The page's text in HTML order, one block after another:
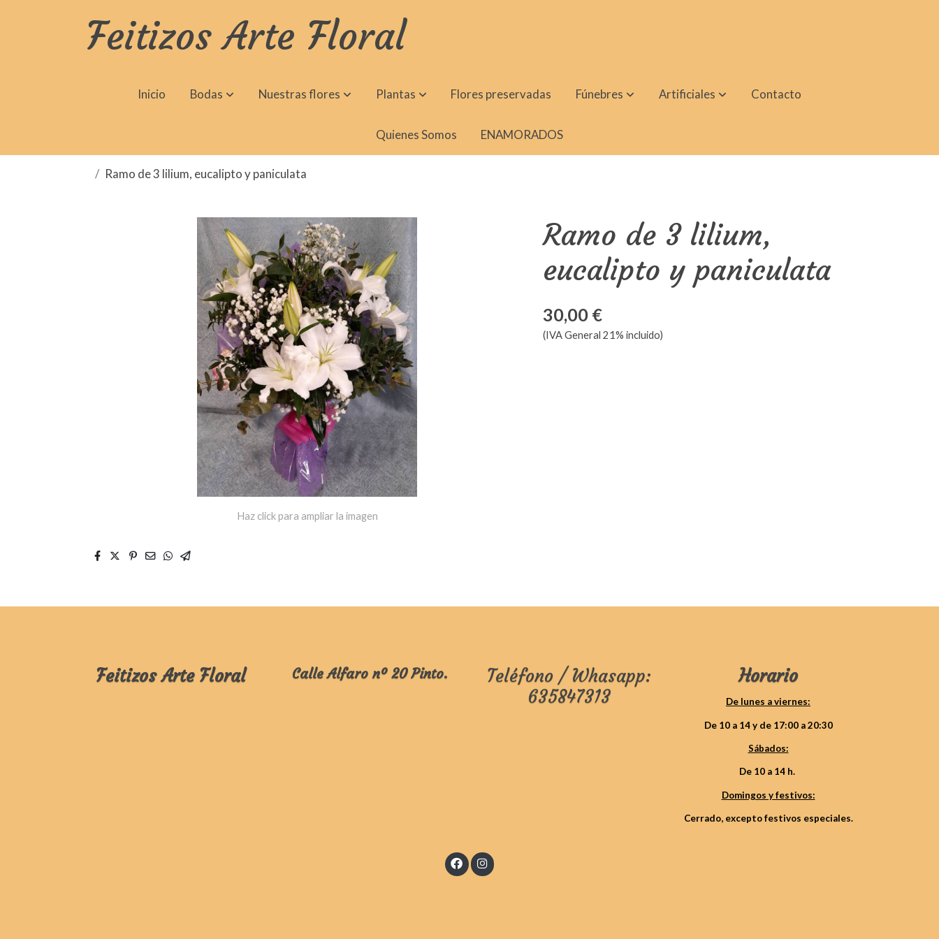
Feitizos Arte Floral
Inicio Bodas Nuestras flores Plantas Flores preservadas Fúnebres Artificiales Contacto
Quienes Somos ENAMORADOS
Ramo de 3 lilium, eucalipto y paniculata
Haz click para ampliar la imagen
Ramo de 3 lilium,
eucalipto y paniculata
30,00 €
(IVA General 21% incluido)
Feitizos Arte Floral Calle Alfaro nº 20 Pinto.
Teléfono / Whasapp:
635847313
Horario
De lunes a viernes:
De 10 a 14 y de 17:00 a 20:30
Sábados:
De 10 a 14 h.
Domingos y festivos:
Cerrado, excepto festivos especiales.